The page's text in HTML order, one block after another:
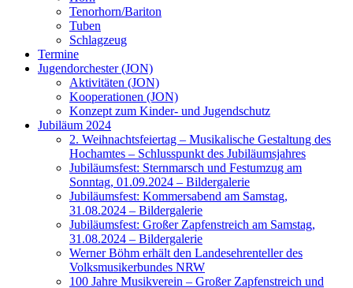
Tenorhorn/Bariton
Tuben
Schlagzeug
Termine
Jugendorchester (JON)
Aktivitäten (JON)
Kooperationen (JON)
Konzept zum Kinder- und Jugendschutz
Jubiläum 2024
2. Weihnachtsfeiertag – Musikalische Gestaltung des
Hochamtes – Schlusspunkt des Jubiläumsjahres
Jubiläumsfest: Sternmarsch und Festumzug am
Sonntag, 01.09.2024 – Bildergalerie
Jubiläumsfest: Kommersabend am Samstag,
31.08.2024 – Bildergalerie
Jubiläumsfest: Großer Zapfenstreich am Samstag,
31.08.2024 – Bildergalerie
Werner Böhm erhält den Landesehrenteller des
Volksmusikerbundes NRW
100 Jahre Musikverein – Großer Zapfenstreich und